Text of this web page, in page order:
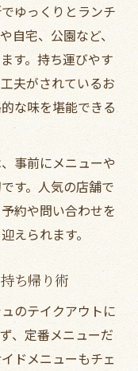
ゆっくりとランチ
自宅、公園など、
す。持ち運びやす
夫がされているお
な味を堪能できる
事前にメニューや
す。人気の店舗で
約や問い合わせを
えられます。
ち帰り術
のテイクアウトに
、定番メニューだ
ドメニューもチェ